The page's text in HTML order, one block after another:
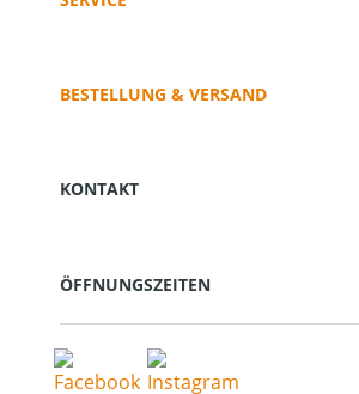
BESTELLUNG & VERSAND
KONTAKT
ÖFFNUNGSZEITEN